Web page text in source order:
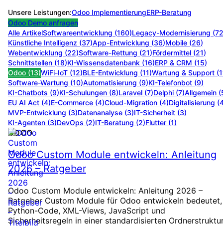
Unsere Leistungen:Odoo ImplementierungERP-Beratung
Odoo Demo anfragen
Alle ArtikelSoftwareentwicklung (160)Legacy-Modernisierung (72
Künstliche Intelligenz (37)App-Entwicklung (36)Mobile (26)
Webentwicklung (22)Software-Rettung (21)Fördermittel (21)
Schnittstellen (18)KI-Wissensdatenbank (16)ERP & CRM (15)
Odoo (13)WiFi-IoT (12)BLE-Entwicklung (11)Wartung & Support (
Software-Wartung (10)Automatisierung (9)KI-Telefonbot (9)
KI-Chatbots (9)KI-Schulungen (8)Laravel (7)Delphi (7)Allgemein (
EU AI Act (4)E-Commerce (4)Cloud-Migration (4)Digitalisierung (
MVP-Entwicklung (3)Datenanalyse (3)IT-Sicherheit (3)
KI-Agenten (3)DevOps (2)IT-Beratung (2)Flutter (1)
ODOO
Odoo Custom Module entwickeln: Anleitung
2026 – Ratgeber
Odoo Custom Module entwickeln: Anleitung 2026 –
Ratgeber Custom Module für Odoo entwickeln bedeutet,
Python-Code, XML-Views, JavaScript und
Sicherheitsregeln in einer standardisierten